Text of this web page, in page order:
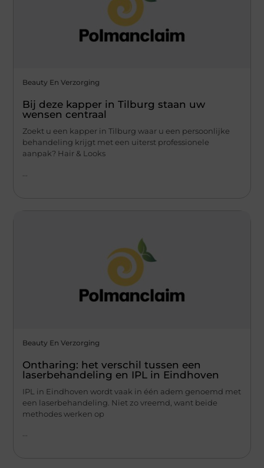
Beauty En Verzorging
Bij deze kapper in Tilburg staan uw
wensen centraal
Zoekt u een kapper in Tilburg waar u een persoonlijke
behandeling krijgt met een uiterst professionele
aanpak? Hair & Looks
Beauty En Verzorging
Ontharing: het verschil tussen een
laserbehandeling en IPL in Eindhoven
IPL in Eindhoven wordt vaak in één adem genoemd met
een laserbehandeling. Niet zo vreemd, want beide
methodes werken op